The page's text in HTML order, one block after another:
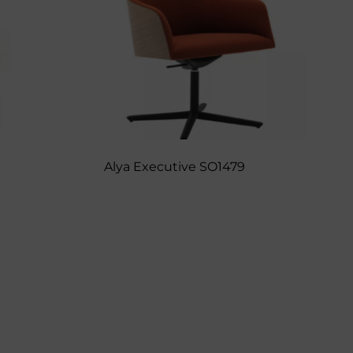
Alya Executive SO1479